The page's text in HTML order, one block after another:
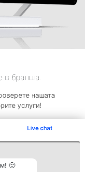
Live chat
🙂
в бранша.
нашата
услуги!